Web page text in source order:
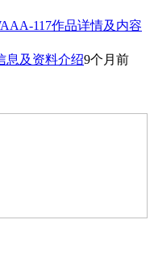
117作品详情及内容
息及资料介绍9个月前